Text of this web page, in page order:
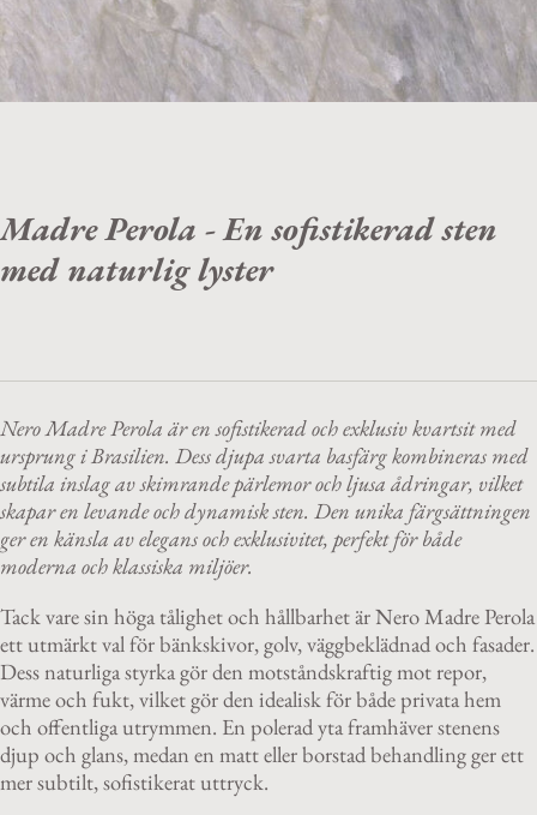
Madre Perola - En sofistikerad sten
med naturlig lyster
Nero Madre Perola är en sofistikerad och exklusiv kvartsit med
ursprung i Brasilien. Dess djupa svarta basfärg kombineras med
subtila inslag av skimrande pärlemor och ljusa ådringar, vilket
skapar en levande och dynamisk sten. Den unika färgsättningen
ger en känsla av elegans och exklusivitet, perfekt för både
moderna och klassiska miljöer.
Tack vare sin höga tålighet och hållbarhet är Nero Madre Perola
ett utmärkt val för bänkskivor, golv, väggbeklädnad och fasader.
Dess naturliga styrka gör den motståndskraftig mot repor,
värme och fukt, vilket gör den idealisk för både privata hem
och offentliga utrymmen. En polerad yta framhäver stenens
djup och glans, medan en matt eller borstad behandling ger ett
mer subtilt, sofistikerat uttryck.